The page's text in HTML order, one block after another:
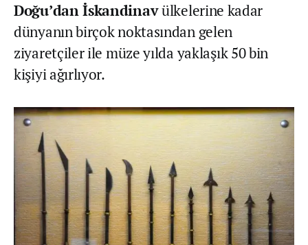
Doğu’dan İskandinavülkelerine kadar
dünyanın birçok noktasından gelen
ziyaretçiler ile müze yılda yaklaşık 50 bin
kişiyi ağırlıyor.